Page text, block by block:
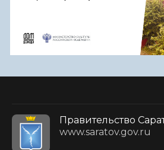
Правительство
www.saratov.gov.ru